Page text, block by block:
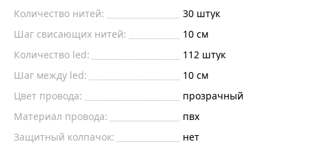
Количество нитей:
30 штук
Шаг свисающих нитей:
10 см
Количество led:
112 штук
Шаг между led:
10 см
Цвет провода:
прозрачный
Материал провода:
пвх
Защитный колпачок:
нет